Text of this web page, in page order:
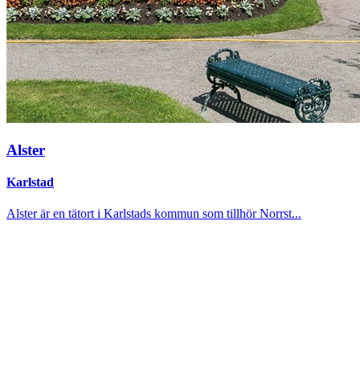
Alster
Karlstad
Alster är en tätort i Karlstads kommun som tillhör Norrst...